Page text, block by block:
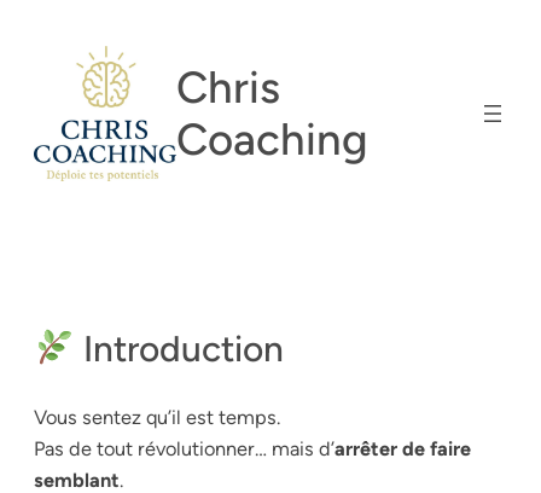
Chris
Coaching
Introduction
Vous sentez qu’il est temps.
Pas de tout révolutionner… mais d’arrêter de faire
semblant.